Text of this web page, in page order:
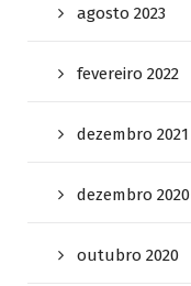
agosto 2023
fevereiro 2022
dezembro 2021
dezembro 2020
outubro 2020